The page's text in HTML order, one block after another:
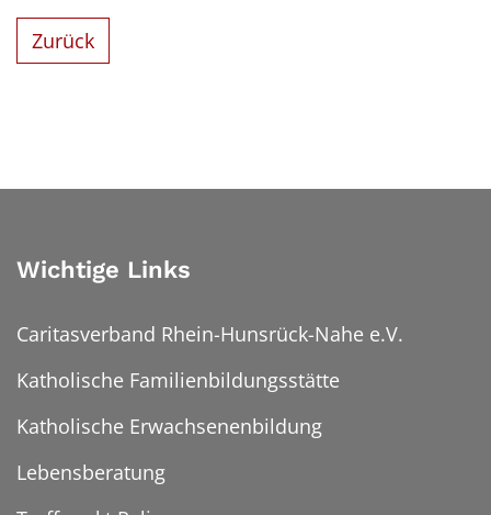
Zurück
Wichtige Links
Caritasverband Rhein-Hunsrück-Nahe e.V.
Katholische Familienbildungsstätte
Katholische Erwachsenenbildung
Lebensberatung